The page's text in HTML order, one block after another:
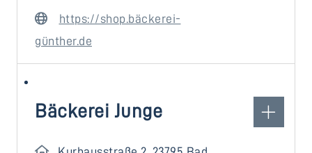
https://shop.bäckerei-
günther.de
Bäckerei Junge